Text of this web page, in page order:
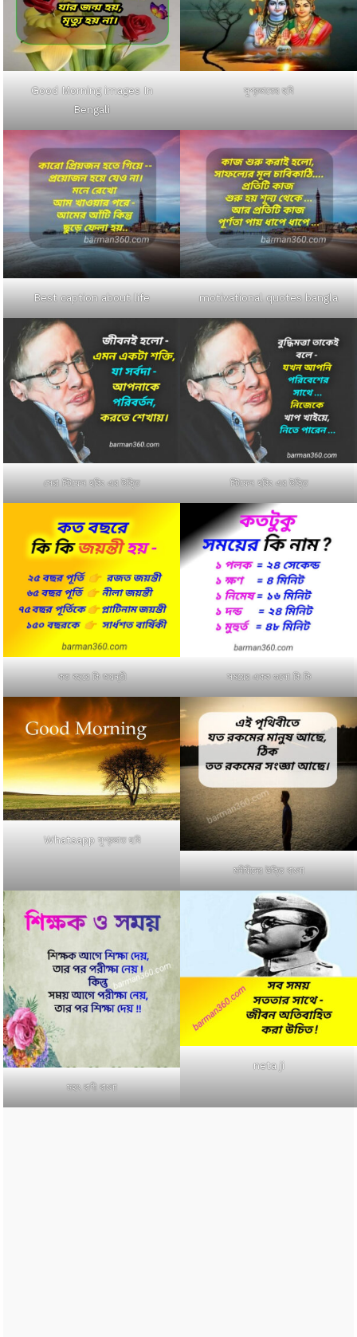
Good Morning images In
Bengali
সুপ্রভাতের ছবি
Best caption about life motivational quotes bangla
সেরা স্টিফেন হকিং এর উক্তি স্টিফেন হকিং এর উক্তি
কত বছরে কি জয়ন্তী সময়ের একক গুলো কি কি
Whatsapp সুপ্রভাত ছবি
মনীষীদের উক্তি বাংলা
মহৎ বাণী বাংলা
neta ji